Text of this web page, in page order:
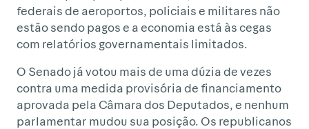
federais de aeroportos, policiais e militares não
estão sendo pagos e a economia está às cegas
com relatórios governamentais limitados.
O Senado já votou mais de uma dúzia de vezes
contra uma medida provisória de financiamento
aprovada pela Câmara dos Deputados, e nenhum
parlamentar mudou sua posição. Os republicanos